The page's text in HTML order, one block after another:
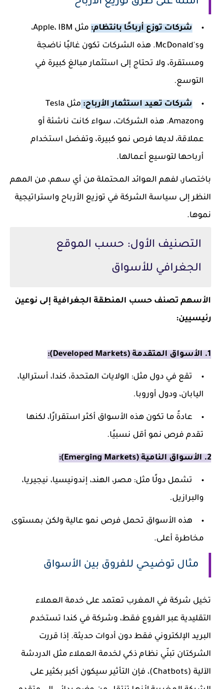
شركات توزع أرباحًا بانتظام:
مثل Apple، IBM،
وMcDonald's. هذه الشركات تكون غالبًا ناضجة
ومستقرة، ولا تحتاج إلى استثمار مبالغ كبيرة في
التوسع.
شركات تعيد استثمار الأرباح:
مثل Tesla
وAmazon. هذه الشركات، سواء كانت ناشئة أو
عملاقة، لديها فرص نمو كبيرة، وتفضل استخدام
أرباحها لتوسيع أعمالها.
باختصار، لفهم العوائد المحتملة من أي سهم، من المهم
النظر إلى سياسة الشركة في توزيع الأرباح واستراتيجية
نموها.
التصنيف الأول: حسب الموقع
الجغرافي للأسواق
الأسهم تصنف حسب المنطقة الجغرافية إلى نوعين
رئيسيين:
1. الأسواق المتقدمة (Developed Markets):
تقع في دول مثل: الولايات المتحدة، كندا، أستراليا،
اليابان، ودول أوروبا.
عادةً ما تكون هذه الأسواق أكثر استقرارًا، لكنها
تقدم فرص نمو أقل نسبيًا.
2. الأسواق النامية (Emerging Markets):
تشمل دولًا مثل: مصر، الهند، إندونيسيا، نيجيريا،
والبرازيل.
هذه الأسواق تحمل فرص نمو عالية ولكن بمستوى
مخاطرة أعلى.
مثال توضيحي للفروق بين الأسواق
تخيل شركة في المغرب تعتمد على خدمة العملاء
التقليدية عبر الفروع فقط، وشركة في كندا تستخدم
البريد الإلكتروني فقط دون أدوات حديثة. إذا قررت
الشركتان تبنّي نظام ذكي لخدمة العملاء مثل الدردشة
الآلية (Chatbots)، فإن التأثير سيكون أكبر بكثير على